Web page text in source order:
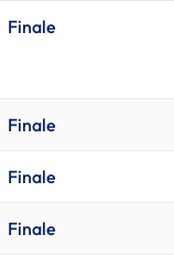
Finale
Finale
Finale
Finale